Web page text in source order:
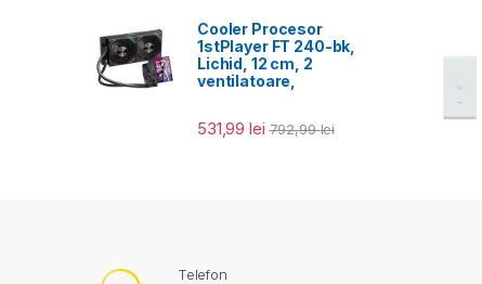
Cooler Procesor
1stPlayer FT 240-bk,
Lichid, 12 cm, 2
ventilatoare,
531,99lei 792,99lei
Telefon